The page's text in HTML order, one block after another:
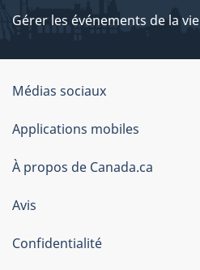
Gérer les événements de la vie
Organisation
du
gouvernement
du
Canada
Médias sociaux
Applications mobiles
À propos de Canada.ca
Avis
Confidentialité